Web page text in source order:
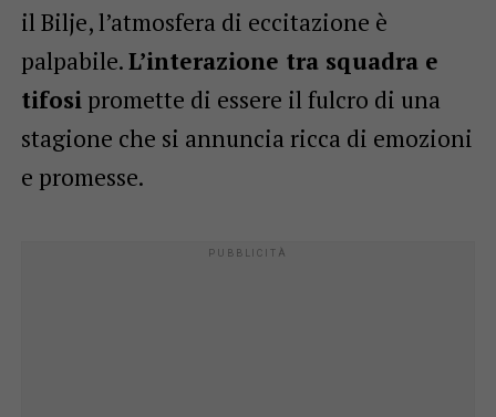
il Bilje, l’atmosfera di eccitazione è
palpabile.L’interazione tra squadra e
tifosipromette di essere il fulcro di una
stagione che si annuncia ricca di emozioni
e promesse.